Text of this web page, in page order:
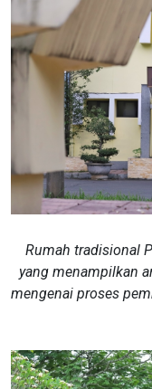
Rumah tradisional
yang menampilkan
mengenai proses